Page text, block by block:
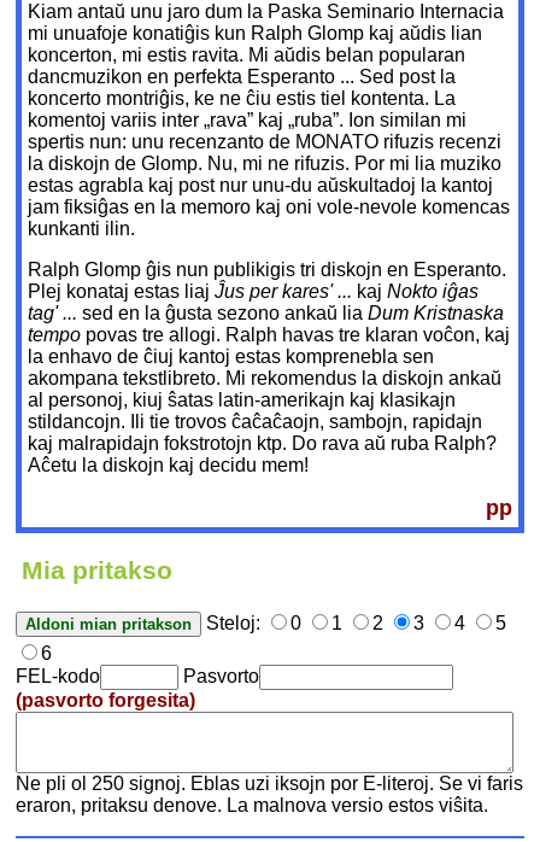
Kiam antaŭ unu jaro dum la Paska Seminario Internacia
mi unuafoje konatiĝis kun Ralph Glomp kaj aŭdis lian
koncerton, mi estis ravita. Mi aŭdis belan popularan
dancmuzikon en perfekta Esperanto ... Sed post la
koncerto montriĝis, ke ne ĉiu estis tiel kontenta. La
komentoj variis inter „rava” kaj „ruba”. Ion similan mi
spertis nun: unu recenzanto de MONATO rifuzis recenzi
la diskojn de Glomp. Nu, mi ne rifuzis. Por mi lia muziko
estas agrabla kaj post nur unu-du aŭskultadoj la kantoj
jam fiksiĝas en la memoro kaj oni vole-nevole komencas
kunkanti ilin.
Ralph Glomp ĝis nun publikigis tri diskojn en Esperanto.
Plej konataj estas liajĴus per kares' ... kajNokto iĝas
tag' ... sed en la ĝusta sezono ankaŭ liaDum Kristnaska
tempo povas tre allogi. Ralph havas tre klaran voĉon, kaj
la enhavo de ĉiuj kantoj estas komprenebla sen
akompana tekstlibreto. Mi rekomendus la diskojn ankaŭ
al personoj, kiuj ŝatas latin-amerikajn kaj klasikajn
stildancojn. Ili tie trovos ĉaĉaĉaojn, sambojn, rapidajn
kaj malrapidajn fokstrotojn ktp. Do rava aŭ ruba Ralph?
Aĉetu la diskojn kaj decidu mem!
pp
Mia pritakso
Steloj: 0 1 2 3 4
5
6
FEL-kodo
Pasvorto
(pasvorto forgesita)
Ne pli ol 250 signoj. Eblas uzi iksojn por E-literoj. Se vi faris
eraron, pritaksu denove. La malnova versio estos viŝita.